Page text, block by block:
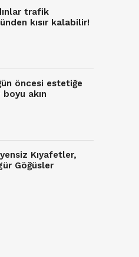
trafik
kısır kalabilir!
öncesi estetiğe
boyu akın
Kıyafetler,
Göğüsler